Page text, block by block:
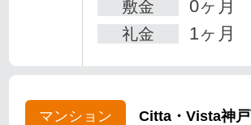
敷金 0ヶ月
礼金 1ヶ月
マンション Citta・Vista神